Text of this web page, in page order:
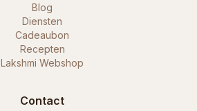
Blog
Diensten
Cadeaubon
Recepten
Lakshmi Webshop
Contact